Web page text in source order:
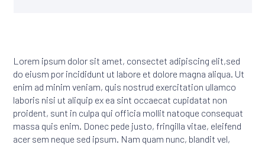
Lorem ipsum dolor sit amet, consectet adipiscing elit,sed
do eiusm por incididunt ut labore et dolore magna aliqua. Ut
enim ad minim veniam, quis nostrud exercitation ullamco
laboris nisi ut aliquip ex ea sint occaecat cupidatat non
proident, sunt in culpa qui officia mollit natoque consequat
massa quis enim. Donec pede justo, fringilla vitae, eleifend
acer sem neque sed ipsum. Nam quam nunc, blandit vel,